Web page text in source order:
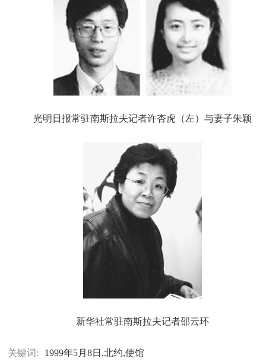
光明日报常驻南斯拉夫记者许杏虎（左）与妻子朱颖
新华社常驻南斯拉夫记者邵云环
关键词: 1999年5月8日,北约,使馆